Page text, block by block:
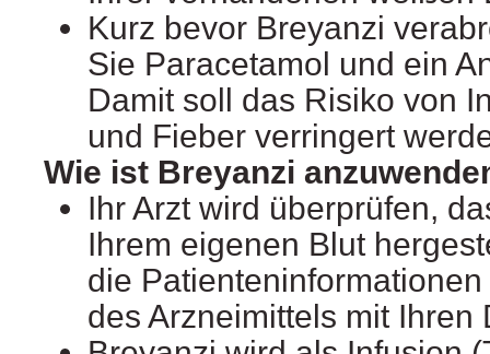
Kurz bevor Breyanzi
Sie Paracetamol und ein
Damit soll das Risiko von
und Fieber verringert
Wie ist Breyanzi
Ihr Arzt wird überprüfen,
Ihrem eigenen Blut
die
des Arzneimittels mit Ihren